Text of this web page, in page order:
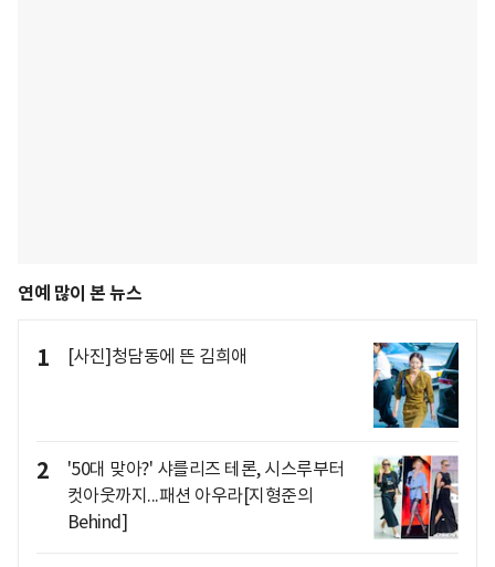
연예 많이 본 뉴스
1 [사진]청담동에 뜬 김희애
2
'50대 맞아?' 샤를리즈 테론, 시스루부터
컷아웃까지...패션 아우라[지형준의
Behind]